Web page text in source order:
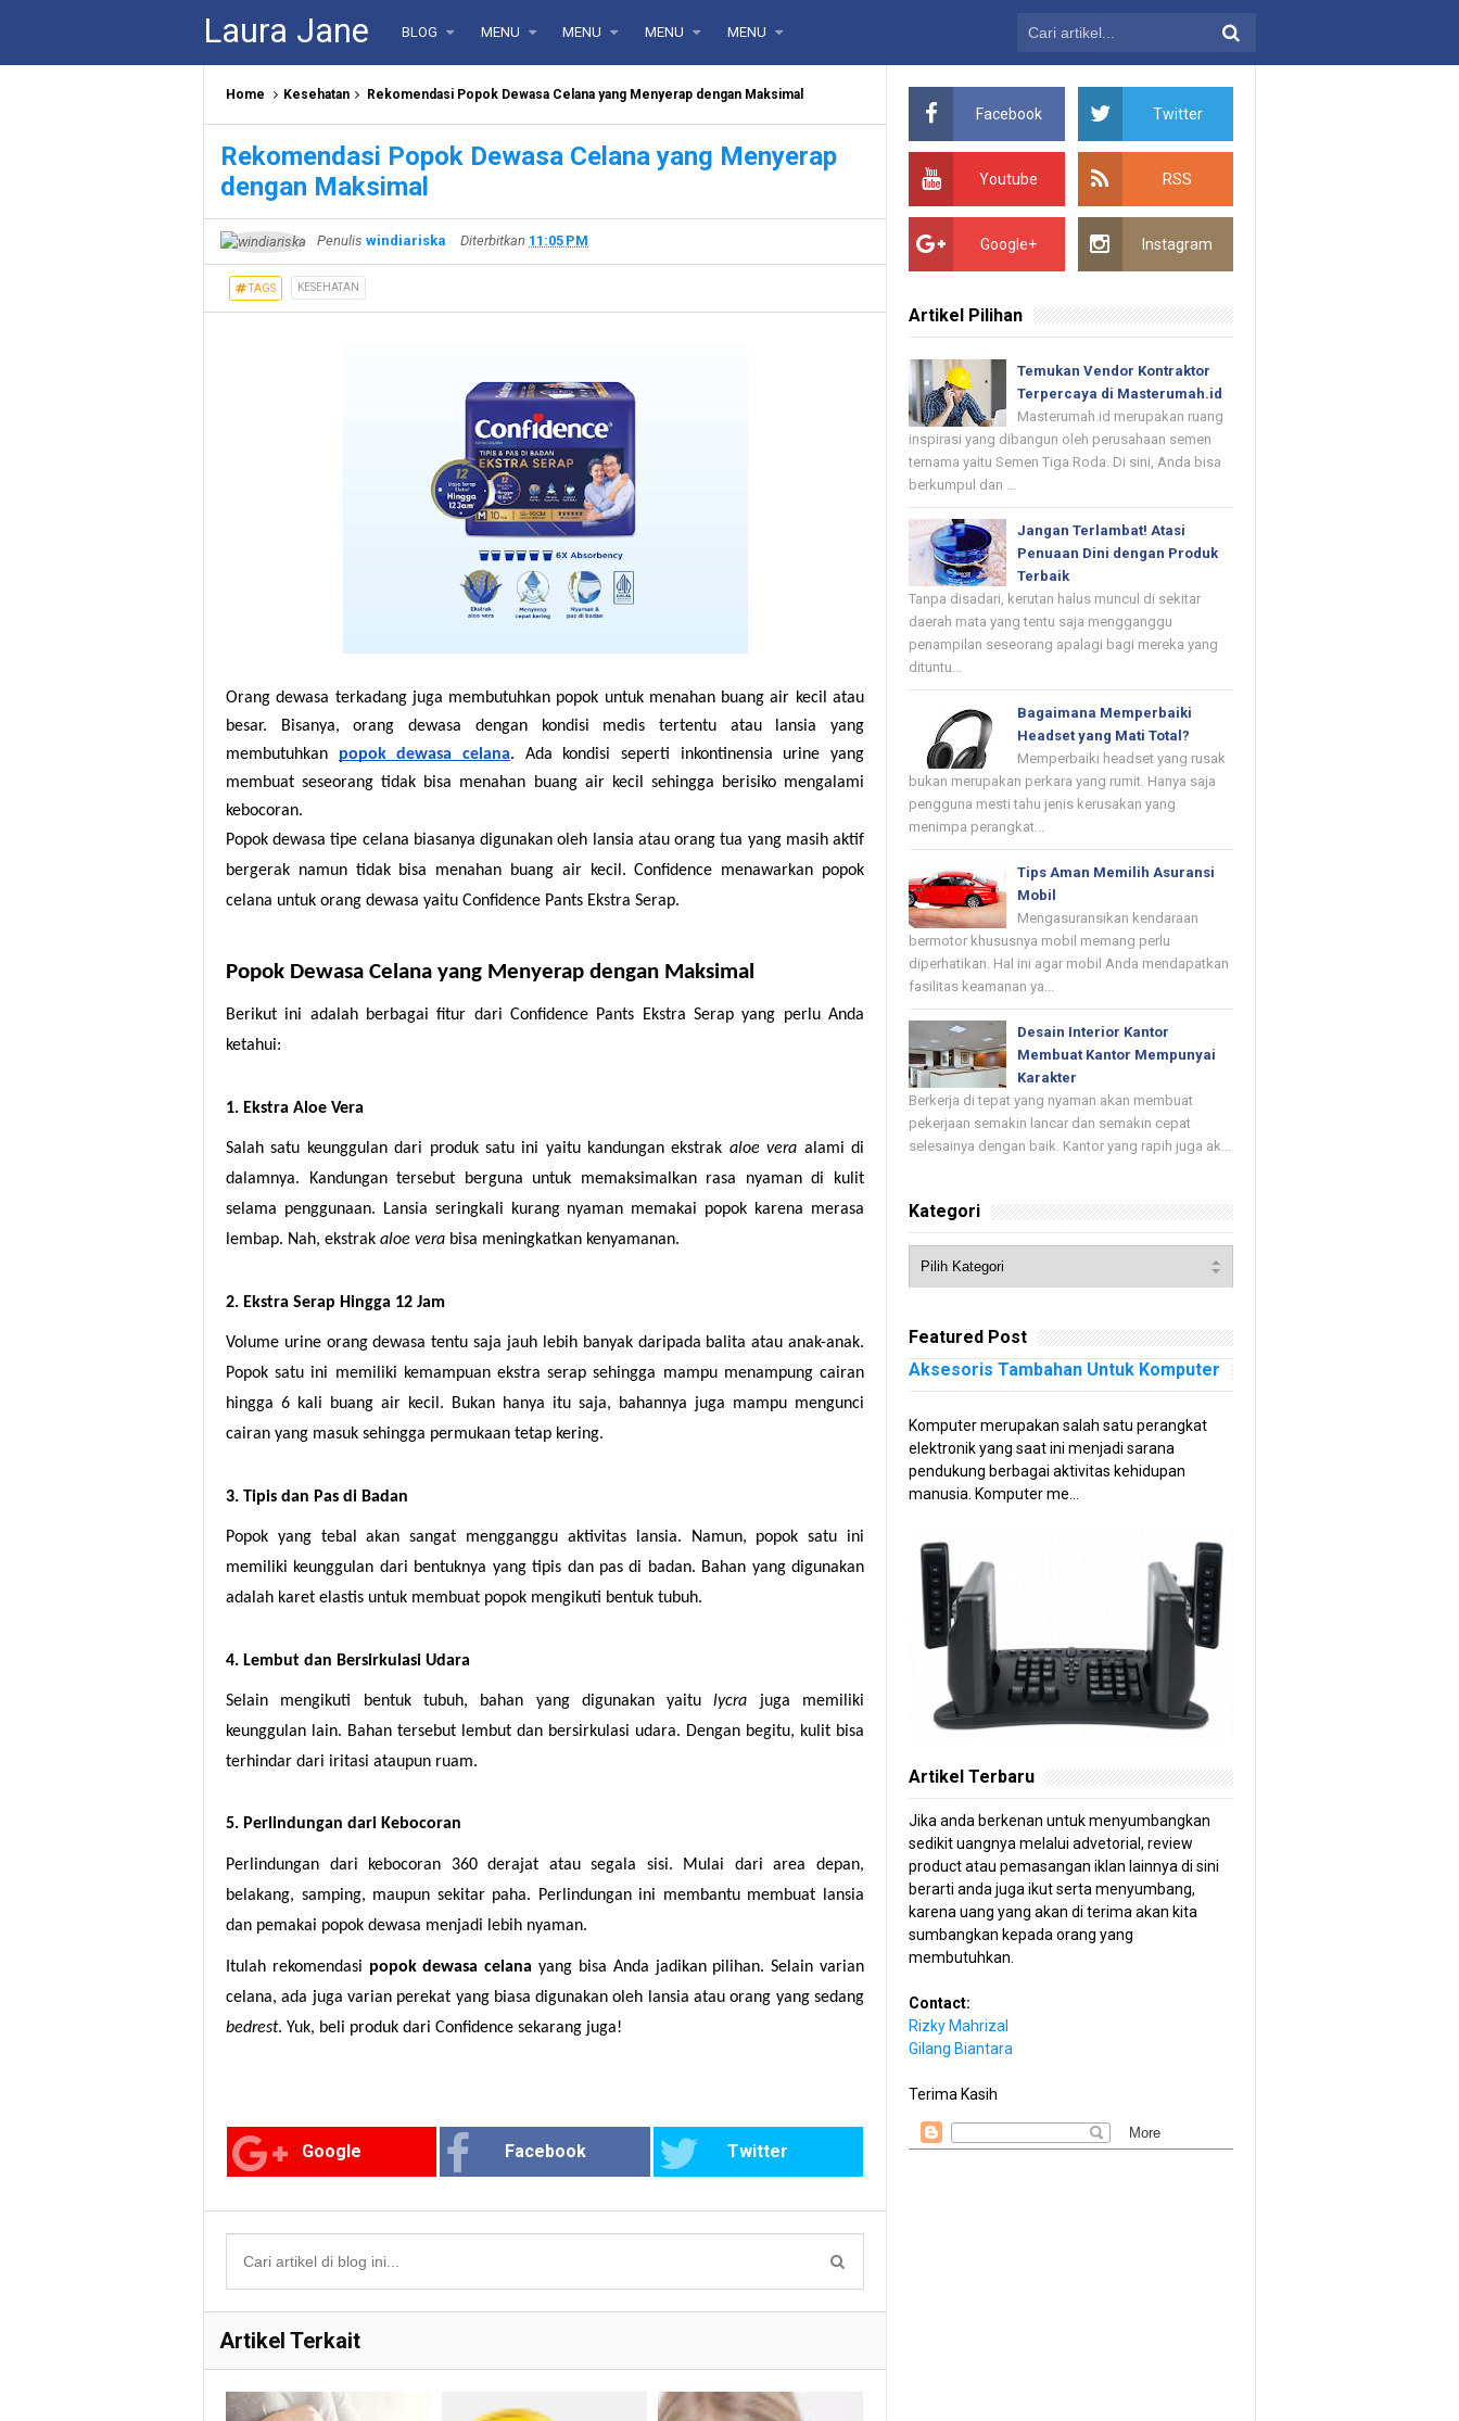
Laura Jane BLOG MENU MENU MENU MENU
Home Kesehatan Rekomendasi Popok Dewasa Celana yang Menyerap dengan Maksimal
Rekomendasi Popok Dewasa Celana yang Menyerap
dengan Maksimal
Penulis windiariska Diterbitkan 11:05 PM
TAGS KESEHATAN
Orang dewasa terkadang juga membutuhkan popok untuk menahan buang air kecil atau
besar. Bisanya, orang dewasa dengan kondisi medis tertentu atau lansia yang
membutuhkan popok dewasa celana. Ada kondisi seperti inkontinensia urine yang
membuat seseorang tidak bisa menahan buang air kecil sehingga berisiko mengalami
kebocoran.
Popok dewasa tipe celana biasanya digunakan oleh lansia atau orang tua yang masih aktif
bergerak namun tidak bisa menahan buang air kecil. Confidence menawarkan popok
celana untuk orang dewasa yaitu Confidence Pants Ekstra Serap.
Popok Dewasa Celana yang Menyerap dengan Maksimal
Berikut ini adalah berbagai fitur dari Confidence Pants Ekstra Serap yang perlu Anda
ketahui:
1. Ekstra Aloe Vera
Salah satu keunggulan dari produk satu ini yaitu kandungan ekstrak aloe vera alami di
dalamnya. Kandungan tersebut berguna untuk memaksimalkan rasa nyaman di kulit
selama penggunaan. Lansia seringkali kurang nyaman memakai popok karena merasa
lembap. Nah, ekstrak aloe vera bisa meningkatkan kenyamanan.
2. Ekstra Serap Hingga 12 Jam
Volume urine orang dewasa tentu saja jauh lebih banyak daripada balita atau anak-anak.
Popok satu ini memiliki kemampuan ekstra serap sehingga mampu menampung cairan
hingga 6 kali buang air kecil. Bukan hanya itu saja, bahannya juga mampu mengunci
cairan yang masuk sehingga permukaan tetap kering.
3. Tipis dan Pas di Badan
Popok yang tebal akan sangat mengganggu aktivitas lansia. Namun, popok satu ini
memiliki keunggulan dari bentuknya yang tipis dan pas di badan. Bahan yang digunakan
adalah karet elastis untuk membuat popok mengikuti bentuk tubuh.
4. Lembut dan Bersirkulasi Udara
Selain mengikuti bentuk tubuh, bahan yang digunakan yaitulycra juga memiliki
keunggulan lain. Bahan tersebut lembut dan bersirkulasi udara. Dengan begitu, kulit bisa
terhindar dari iritasi ataupun ruam.
5. Perlindungan dari Kebocoran
Perlindungan dari kebocoran 360 derajat atau segala sisi. Mulai dari area depan,
belakang, samping, maupun sekitar paha. Perlindungan ini membantu membuat lansia
dan pemakai popok dewasa menjadi lebih nyaman.
Itulah rekomendasi popok dewasa celanayang bisa Anda jadikan pilihan. Selain varian
celana, ada juga varian perekat yang biasa digunakan oleh lansia atau orang yang sedang
bedrest. Yuk, beli produk dari Confidence sekarang juga!
Google Facebook Twitter
Artikel Terkait
Facebook Twitter
Youtube RSS
Google+ Instagram
Artikel Pilihan
Temukan Vendor Kontraktor
Terpercaya di Masterumah.id
Masterumah.id merupakan ruang
inspirasi yang dibangun oleh perusahaan semen
ternama yaitu Semen Tiga Roda. Di sini, Anda bisa
berkumpul dan ...
Jangan Terlambat! Atasi
Penuaan Dini dengan Produk
Terbaik
Tanpa disadari, kerutan halus muncul di sekitar
daerah mata yang tentu saja mengganggu
penampilan seseorang apalagi bagi mereka yang
dituntu...
Bagaimana Memperbaiki
Headset yang Mati Total?
Memperbaiki headset yang rusak
bukan merupakan perkara yang rumit. Hanya saja
pengguna mesti tahu jenis kerusakan yang
menimpa perangkat...
Tips Aman Memilih Asuransi
Mobil
Mengasuransikan kendaraan
bermotor khususnya mobil memang perlu
diperhatikan. Hal ini agar mobil Anda mendapatkan
fasilitas keamanan ya...
Desain Interior Kantor
Membuat Kantor Mempunyai
Karakter
Berkerja di tepat yang nyaman akan membuat
pekerjaan semakin lancar dan semakin cepat
selesainya dengan baik. Kantor yang rapih juga ak...
Kategori
Featured Post
Aksesoris Tambahan Untuk Komputer
Komputer merupakan salah satu perangkat
elektronik yang saat ini menjadi sarana
pendukung berbagai aktivitas kehidupan
manusia. Komputer me...
Artikel Terbaru
Jika anda berkenan untuk menyumbangkan
sedikit uangnya melalui advetorial, review
product atau pemasangan iklan lainnya di sini
berarti anda juga ikut serta menyumbang,
karena uang yang akan di terima akan kita
sumbangkan kepada orang yang
membutuhkan.
Contact:
Rizky Mahrizal
Gilang Biantara
Terima Kasih